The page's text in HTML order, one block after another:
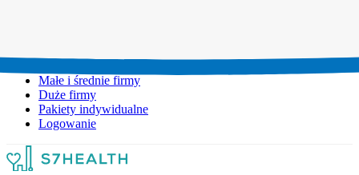
Małe i średnie firmy
Duże firmy
Pakiety indywidualne
Logowanie